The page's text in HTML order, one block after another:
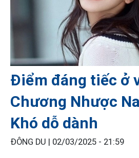
Điểm đáng tiếc ở
Chương Nhược
Khó dỗ dành
ĐÔNG DU | 02/03/2025 - 21:59